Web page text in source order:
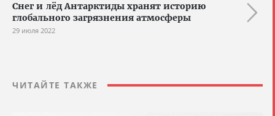
Снег и лёд Антарктиды хранят историю
глобального загрязнения атмосферы
29 июля 2022
ЧИТАЙТЕ ТАКЖЕ